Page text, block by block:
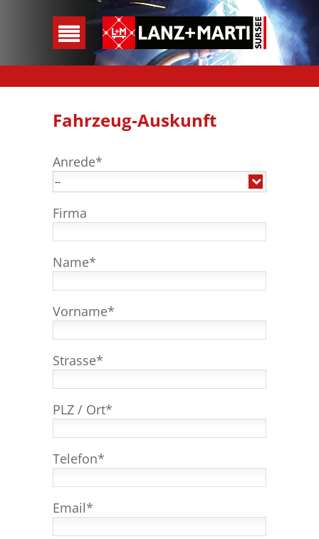
Fahrzeug-Auskunft
Anrede*
Firma
Name*
Vorname*
Strasse*
PLZ / Ort*
Telefon*
Email*